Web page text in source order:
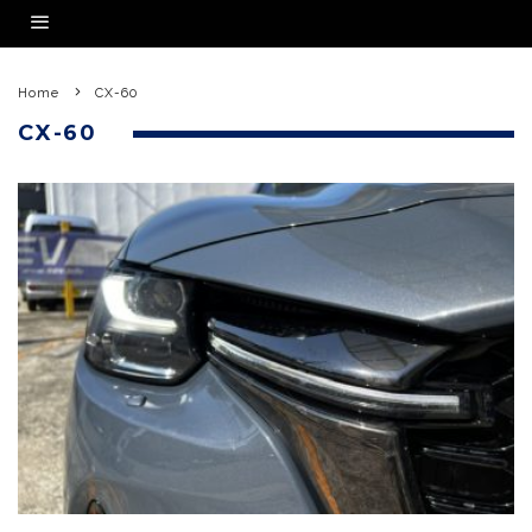
Home CX-60
CX-60